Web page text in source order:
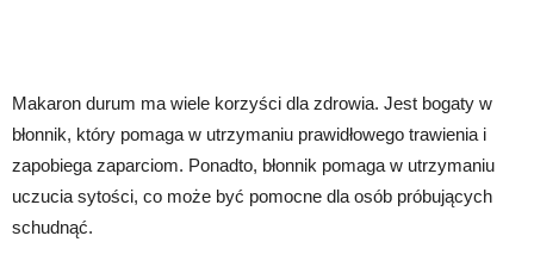
Makaron durum ma wiele korzyści dla zdrowia. Jest bogaty w
błonnik, który pomaga w utrzymaniu prawidłowego trawienia i
zapobiega zaparciom. Ponadto, błonnik pomaga w utrzymaniu
uczucia sytości, co może być pomocne dla osób próbujących
schudnąć.